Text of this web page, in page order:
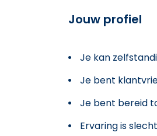
Jouw profiel
Je kan
Je bent
Je bent bereid
Ervaring is